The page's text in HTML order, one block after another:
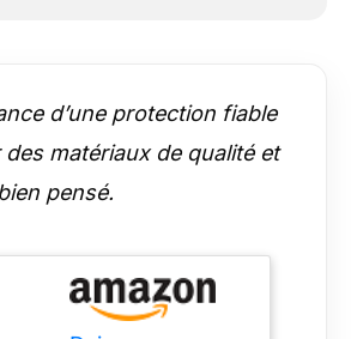
d’une protection fiable
matériaux de qualité et
pensé.